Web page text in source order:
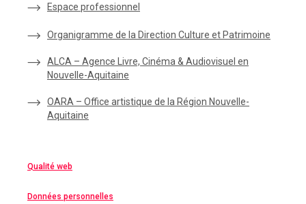
Espace professionnel
Organigramme de la Direction Culture et Patrimoine
ALCA – Agence Livre, Cinéma & Audiovisuel en
Nouvelle-Aquitaine
OARA – Office artistique de la Région Nouvelle-
Aquitaine
Qualité web
Données personnelles